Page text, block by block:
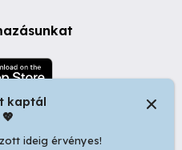
kaptál
ideig érvényes!